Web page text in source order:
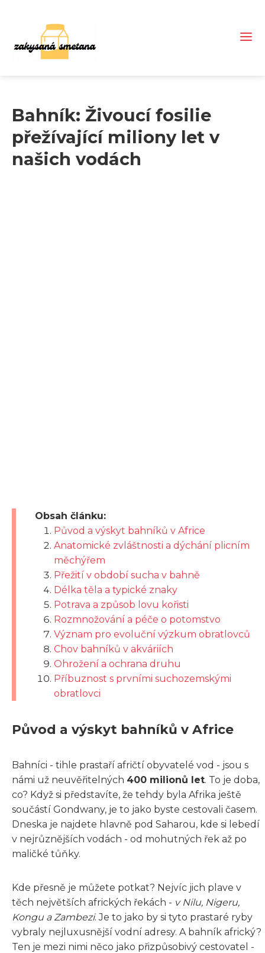
Bahník: Živoucí fosilie
přežívající miliony let v
našich vodách
Obsah článku:
Původ a výskyt bahníků v Africe
Anatomické zvláštnosti a dýchání plicním
měchýřem
Přežití v období sucha v bahně
Délka těla a typické znaky
Potrava a způsob lovu kořisti
Rozmnožování a péče o potomstvo
Význam pro evoluční výzkum obratlovců
Chov bahníků v akváriích
Ohrožení a ochrana druhu
Příbuznost s prvními suchozemskými
obratlovci
Původ a výskyt bahníků v Africe
Bahníci - tihle prastaří afričtí obyvatelé vod - jsou s
námi už neuvěřitelných 400 milionů let. To je doba,
co? Když si představíte, že tehdy byla Afrika ještě
součástí Gondwany, je to jako byste cestovali časem.
Dneska je najdete hlavně pod Saharou, kde si lebedí
v nejrůznějších vodách - od mohutných řek až po
maličké tůňky.
Kde přesně je můžete potkat? Nejvíc jich plave v
těch největších afrických řekách - v Nilu, Nigeru,
Kongu a Zambezi. Je to jako by si tyto prastaré ryby
vybraly nejluxusnější vodní adresy. A bahník africký?
Ten je mezi nimi něco jako přizpůsobivý cestovatel -